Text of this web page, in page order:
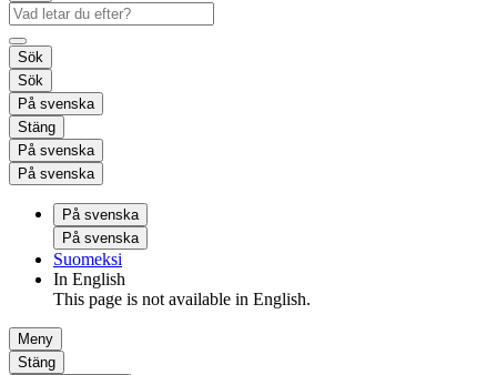
Sök
Sök
På svenska
Stäng
På svenska
På svenska
På svenska
På svenska
Suomeksi
In English
This page is not available in English.
Meny
Stäng